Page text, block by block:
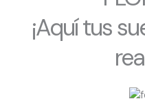
¡Aquí tus